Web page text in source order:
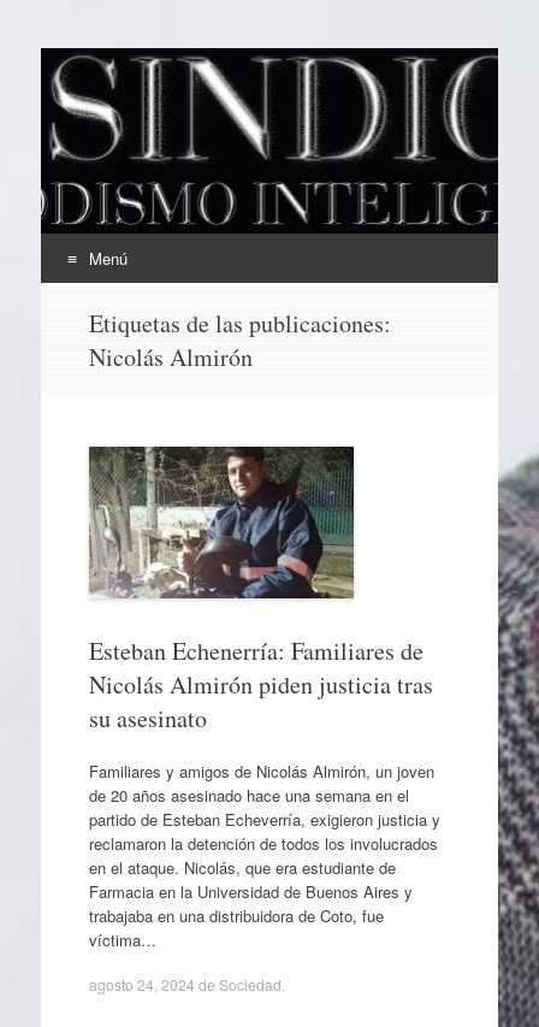
EL SINDICAL
Periodismo Inteligente
Menú
contenido
Etiquetas de las publicaciones:
Nicolás Almirón
Esteban Echenerría: Familiares de
Nicolás Almirón piden justicia tras
su asesinato
Familiares y amigos de Nicolás Almirón, un joven
de 20 años asesinado hace una semana en el
partido de Esteban Echeverría, exigieron justicia y
reclamaron la detención de todos los involucrados
en el ataque. Nicolás, que era estudiante de
Farmacia en la Universidad de Buenos Aires y
trabajaba en una distribuidora de Coto, fue
víctima…
agosto 24, 2024 de Sociedad